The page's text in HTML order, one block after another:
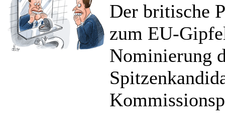
Der britische
zum EU-
Nominierung